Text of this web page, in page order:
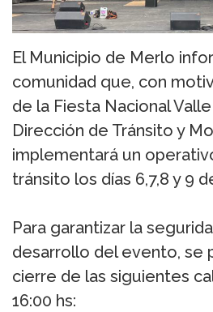
El Municipio de Merlo
comunidad que, con
de la Fiesta Nacional
Dirección de Tránsito y
implementará un
tránsito los días 6,7,8 y 9
Para garantizar la
desarrollo del evento, se
cierre de las siguientes
16:00 hs: